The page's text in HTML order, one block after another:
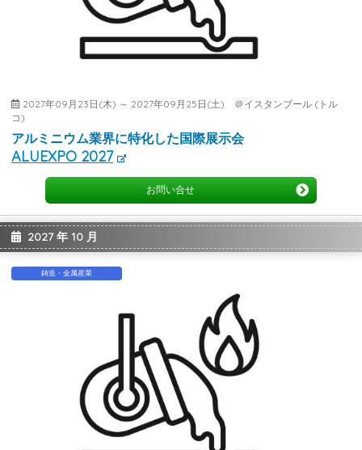
2027年09月23日(木) ～ 2027年09月25日(土) ＠イスタンブール (トル
コ)
アルミニウム業界に特化した国際展示会
ALUEXPO 2027
お問い合せ
2027 年 10 月
鋳造・金属産業